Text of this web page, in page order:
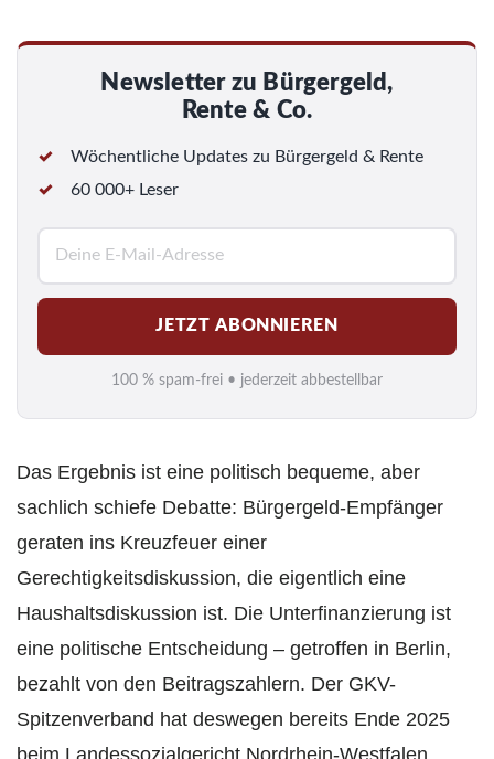
Newsletter zu Bürgergeld,
Rente & Co.
Wöchentliche Updates zu Bürgergeld & Rente
60 000+ Leser
M
a
i
l
*
JETZT ABONNIEREN
100 % spam-frei • jederzeit abbestellbar
Das Ergebnis ist eine politisch bequeme, aber
sachlich schiefe Debatte: Bürgergeld-Empfänger
geraten ins Kreuzfeuer einer
Gerechtigkeitsdiskussion, die eigentlich eine
Haushaltsdiskussion ist. Die Unterfinanzierung ist
eine politische Entscheidung – getroffen in Berlin,
bezahlt von den Beitragszahlern. Der GKV-
Spitzenverband hat deswegen bereits Ende 2025
beim Landessozialgericht Nordrhein-Westfalen